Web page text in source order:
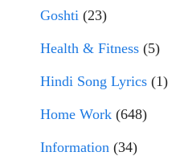
Goshti (23)
Health & Fitness (5)
Hindi Song Lyrics (1)
Home Work (648)
Information (34)